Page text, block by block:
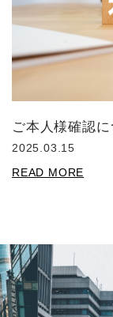
ご本人様確認に
2025.03.15
READ MORE